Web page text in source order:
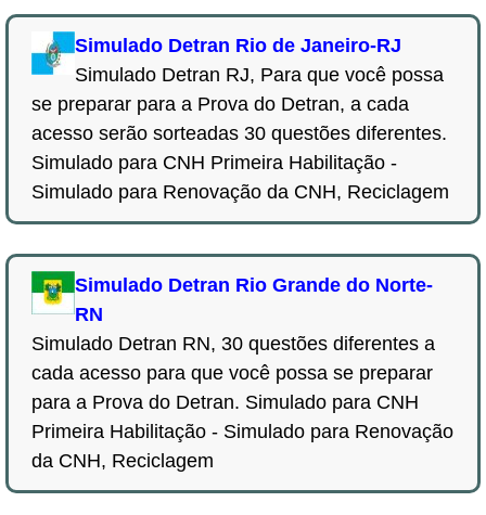
Simulado Detran Rio de Janeiro-RJ
Simulado Detran RJ, Para que você possa
se preparar para a Prova do Detran, a cada
acesso serão sorteadas 30 questões diferentes.
Simulado para CNH Primeira Habilitação -
Simulado para Renovação da CNH, Reciclagem
Simulado Detran Rio Grande do Norte-
RN
Simulado Detran RN, 30 questões diferentes a
cada acesso para que você possa se preparar
para a Prova do Detran. Simulado para CNH
Primeira Habilitação - Simulado para Renovação
da CNH, Reciclagem